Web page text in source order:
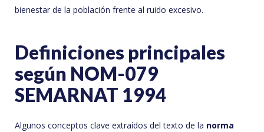
bienestar de la población frente al ruido excesivo.
Definiciones principales
según NOM-079
SEMARNAT 1994
Algunos conceptos clave extraídos del texto de la norma